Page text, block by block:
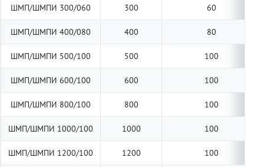
ШМП/ШМПИ 300/060 300 60
ШМП/ШМПИ 400/080 400 80
ШМП/ШМПИ 500/100 500 100
ШМП/ШМПИ 600/100 600 100
ШМП/ШМПИ 800/100 800 100
ШМП/ШМПИ 1000/100 1000 100
ШМП/ШМПИ 1200/100 1200 100